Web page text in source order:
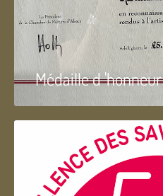
Médaille d 'honneur